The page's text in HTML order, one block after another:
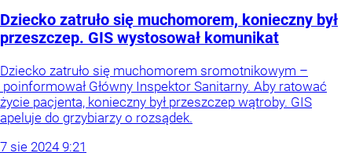
Dziecko zatruło się muchomorem, konieczny był
przeszczep. GIS wystosował komunikat
Dziecko zatruło się muchomorem sromotnikowym –
poinformował Główny Inspektor Sanitarny. Aby ratować
życie pacjenta, konieczny był przeszczep wątroby. GIS
apeluje do grzybiarzy o rozsądek.
7 sie 2024 9:21